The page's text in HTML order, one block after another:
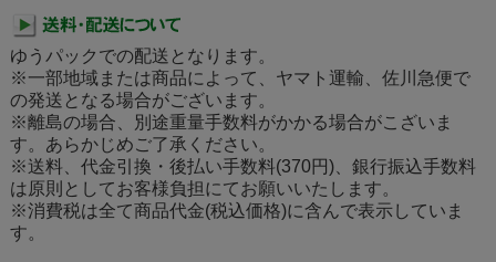
ゆうパックでの配送となります。
※一部地域または商品によって、ヤマト運輸、佐川急便で
の発送となる場合がございます。
※離島の場合、別途重量手数料がかかる場合がこざいま
す。あらかじめご了承ください。
※送料、代金引換・後払い手数料(370円)、銀行振込手数料
は原則としてお客様負担にてお願いいたします。
※消費税は全て商品代金(税込価格)に含んで表示していま
す。